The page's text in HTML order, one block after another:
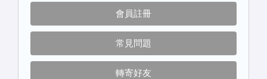
會員註冊
常見問題
轉寄好友